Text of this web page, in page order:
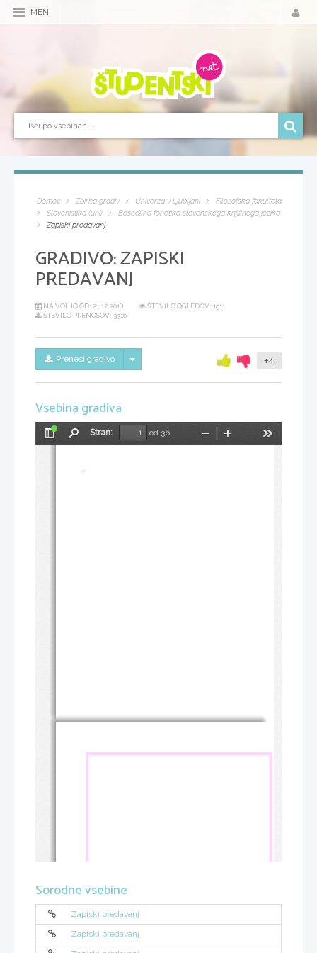
MENI
Domov Zbirka gradiv Univerza v Ljubljani
Filozofska fakulteta
Slovenistika (uni)
Besedilna fonetika slovenskega knjižnega jezika
Zapiski predavanj
GRADIVO:ZAPISKI
PREDAVANJ
NA VOLJO OD: 21.12.2018
ŠTEVILO OGLEDOV: 1911
ŠTEVILO PRENOSOV: 3316
Prenesi gradivo Skrij/prikaži meni +4
Vsebina gradiva
Preklopi
Stran:
od 36
Pomanjšaj
Sorodne vsebine
Zapiski predavanj
Zapiski predavanj